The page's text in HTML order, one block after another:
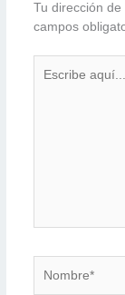
Tu dirección
campos
aquí...